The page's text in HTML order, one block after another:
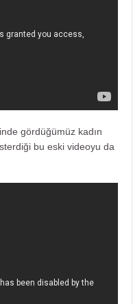
gördüğümüz kadın
bu eski videoyu da